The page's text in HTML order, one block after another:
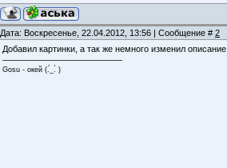
Дата: Воскресенье, 22.04.2012, 13:56 | Сообщение # 2
Добавил картинки, а так же немного изменил описание.
Gosu - окей (.́_.̀ )